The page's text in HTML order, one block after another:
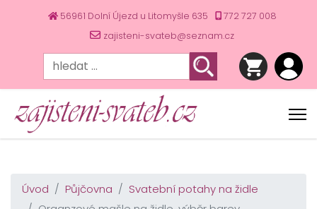
56961 Dolní Újezd u Litomyšle 635
772 727 008
zajisteni-svateb@seznam.cz
Úvod Půjčovna
Svatební potahy na židle